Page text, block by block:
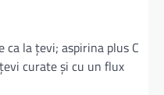
ca la țevi; aspirina plus C
curate și cu un flux